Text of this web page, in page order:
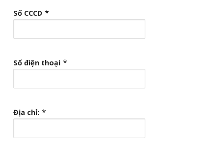
Số CCCD *
Số điện thoại *
Địa chỉ: *